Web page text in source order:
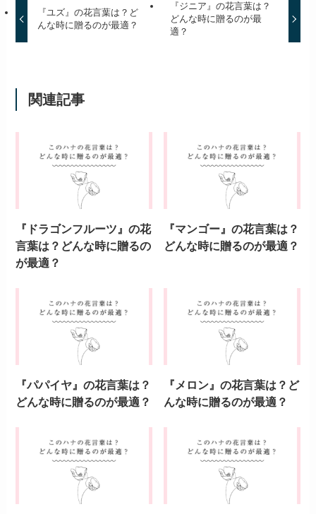
『ユズ』の花言葉は？ど
んな時に贈るのが最適？
『ジニア』の花言葉は？
どんな時に贈るのが最
適？
関連記事
『ドラゴンフルーツ』の花
言葉は？どんな時に贈るの
が最適？
『マンゴー』の花言葉は？
どんな時に贈るのが最適？
『パパイヤ』の花言葉は？
どんな時に贈るのが最適？
『メロン』の花言葉は？ど
んな時に贈るのが最適？